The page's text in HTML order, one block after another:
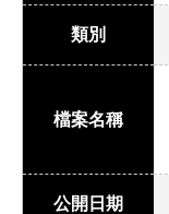
類別
檔案名稱
公開日期